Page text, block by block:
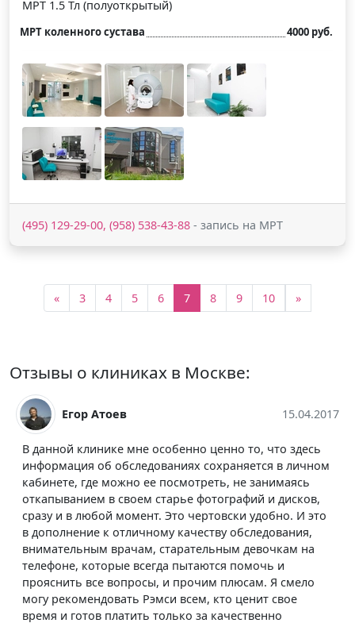
МРТ 1.5 Тл (полуоткрытый)
МРТ коленного сустава 4000 руб.
(495) 129-29-00, (958) 538-43-88 - запись на МРТ
« 3 4 5 6 7 8 9 10 »
Отзывы о клиниках в Москве:
Егор Атоев 15.04.2017
В данной клинике мне особенно ценно то, что здесь
информация об обследованиях сохраняется в личном
кабинете, где можно ее посмотреть, не занимаясь
откапыванием в своем старье фотографий и дисков,
сразу и в любой момент. Это чертовски удобно. И это
в дополнение к отличному качеству обследования,
внимательным врачам, старательным девочкам на
телефоне, которые всегда пытаются помочь и
прояснить все вопросы, и прочим плюсам. Я смело
могу рекомендовать Рэмси всем, кто ценит свое
время и готов платить только за качественно